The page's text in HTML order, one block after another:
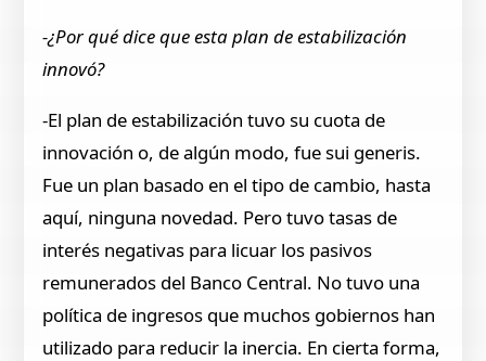
-¿Por qué dice que esta plan de estabilización
innovó?
-El plan de estabilización tuvo su cuota de
innovación o, de algún modo, fue sui generis.
Fue un plan basado en el tipo de cambio, hasta
aquí, ninguna novedad. Pero tuvo tasas de
interés negativas para licuar los pasivos
remunerados del Banco Central. No tuvo una
política de ingresos que muchos gobiernos han
utilizado para reducir la inercia. En cierta forma,